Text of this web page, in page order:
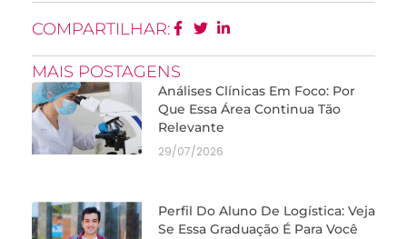
COMPARTILHAR:
MAIS POSTAGENS
Análises Clínicas Em Foco: Por
Que Essa Área Continua Tão
Relevante
29/07/2026
Perfil Do Aluno De Logística: Veja
Se Essa Graduação É Para Você